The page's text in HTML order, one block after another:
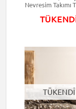
Nevresim Takımı
TÜKENDİ